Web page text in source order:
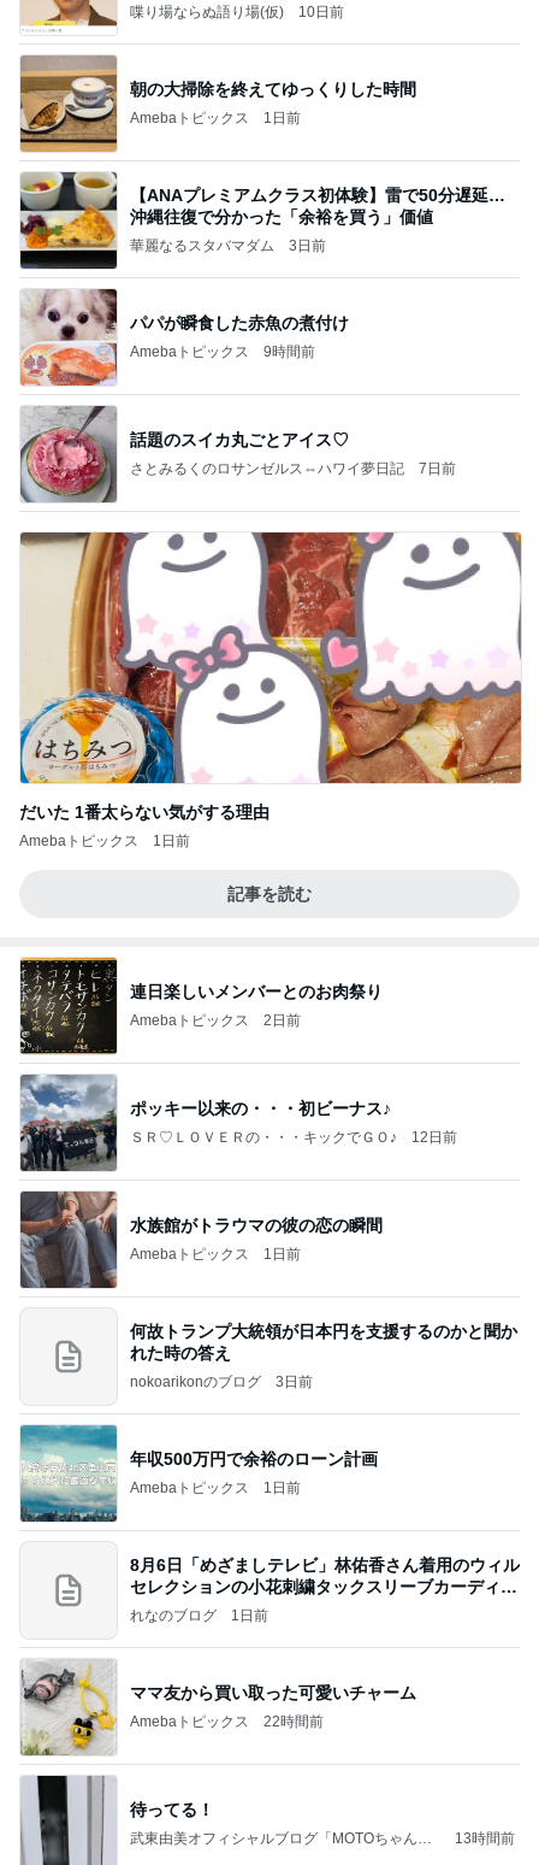
喋り場ならぬ語り場(仮) 10日前
朝の大掃除を終えてゆっくりした時間
Amebaトピックス 1日前
【ANAプレミアムクラス初体験】雷で50分遅延…
沖縄往復で分かった「余裕を買う」価値
華麗なるスタバマダム 3日前
パパが瞬食した赤魚の煮付け
Amebaトピックス 9時間前
話題のスイカ丸ごとアイス♡
さとみるくのロサンゼルス⇔ハワイ夢日記 7日前
だいた 1番太らない気がする理由
Amebaトピックス 1日前
記事を読む
連日楽しいメンバーとのお肉祭り
Amebaトピックス 2日前
ポッキー以来の・・・初ビーナス♪
ＳＲ♡ＬＯＶＥＲの・・・キックでＧＯ♪ 12日前
水族館がトラウマの彼の恋の瞬間
Amebaトピックス 1日前
何故トランプ大統領が日本円を支援するのかと聞か
れた時の答え
nokoarikonのブログ 3日前
年収500万円で余裕のローン計画
Amebaトピックス 1日前
8月6日「めざましテレビ」林佑香さん着用のウィル
セレクションの小花刺繍タックスリーブカーディガ
ン
れなのブログ 1日前
ママ友から買い取った可愛いチャーム
Amebaトピックス 22時間前
待ってる！
武東由美オフィシャルブログ「MOTOちゃんと
13時間前